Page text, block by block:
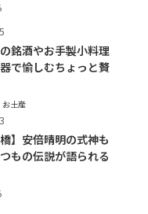
銘酒やお手製小料理
で愉しむちょっと贅
お土産
橋】安倍晴明の式神も
もの伝説が語られる